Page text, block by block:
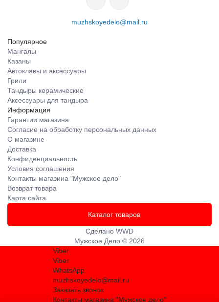
muzhskoyedelo@mail.ru
Популярное
Мангалы
Казаны
Автоклавы и аксессуары
Грили
Тандыры керамические
Аксессуары для тандыра
Информация
Гарантии магазина
Согласие на обработку персональных данных
О магазине
Доставка
Конфиденциальность
Условия соглашения
Контакты магазина "Мужское дело"
Возврат товара
Карта сайта
Каталог товаров
Сделано WWD
Мужское Дело © 2026
Viber
Viber
WhatsApp
muzhskoyedelo@mail.ru
Заказать звонок
Контакты магазина "Мужское дело"